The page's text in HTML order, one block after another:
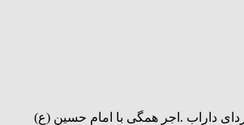
داراب .اجر همگی با امام حسین (ع)